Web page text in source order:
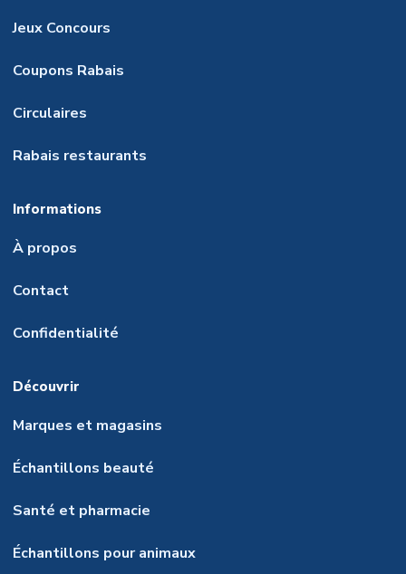
Jeux Concours
Coupons Rabais
Circulaires
Rabais restaurants
Informations
À propos
Contact
Confidentialité
Découvrir
Marques et magasins
Échantillons beauté
Santé et pharmacie
Échantillons pour animaux